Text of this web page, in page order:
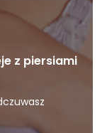
z piersiami